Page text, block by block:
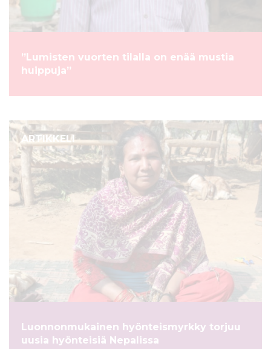
”Lumisten vuorten tilalla on enää mustia
huippuja”
ARTIKKELI
Luonnonmukainen hyönteismyrkky torjuu
uusia hyönteisiä Nepalissa